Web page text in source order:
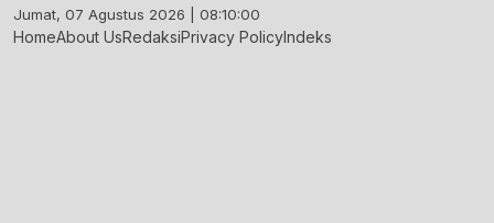
Skip
to
Jumat, 07 Agustus 2026 | 08:10:01
HomeAbout UsRedaksiPrivacy PolicyIndeks